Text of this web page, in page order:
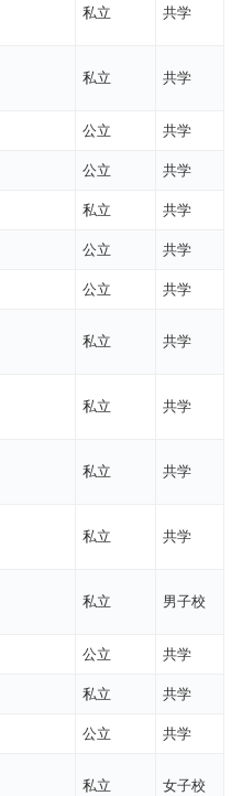
私立 共学
私立 共学
公立 共学
公立 共学
私立 共学
公立 共学
公立 共学
私立 共学
私立 共学
私立 共学
私立 共学
私立 男子校
公立 共学
私立 共学
公立 共学
私立 女子校